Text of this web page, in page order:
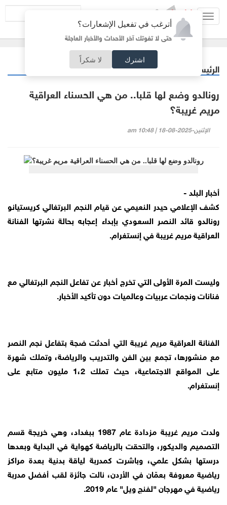
أترغب في تفعيل الإشعارات؟
حتى لا تفوتك آخر الأحداث والأخبار العاجلة
اشترك لا شكراً
الرئيسية
رونالدو وضع لها قلبا.. من هي الحسناء العراقية
مريم غريبة؟
الإثنين-2025-08-18 | 10:48 am
أخبار البلد -
كشف الإعلامي حيدر النعيمي عن قيام النجم البرتغالي كريستيانو
رونالدو قائد النصر السعودي بإبداء إعجابه بحالة نشرتها الفنانة
العراقية مريم غريبة في إنستغرام.
وليست المرة الأولى التي تخرج أخبار عن تفاعل النجم البرتغالي مع
فنانات ونجمات عربيات وعالميات دون تأكيد الأخبار.
الفنانة العراقية مريم غريبة التي أحدثت ضجة بتفاعل نجم النصر
مع منشورها، تجمع بين الفن والتدريب والرياضة، وتملك شهرة
على المواقع الاجتماعية، حيث تملك 1،2 مليون متابع على
إنستغرام.
ولدت مريم غريبة مزدادة عام 1987 ببغداد، وهي خريجة قسم
التصميم والديكور، والتحقت بالرياضة كهواية في البداية وبعدها
درستها بشكل علمي، وباشرت كمدربة لياقة بدنية بعدة مراكز
رياضية معروفة بعمّان في الأردن، نالت جائزة لقب أفضل مدربة
رياضية في مهرجان "لفنج ويل" عام 2019.